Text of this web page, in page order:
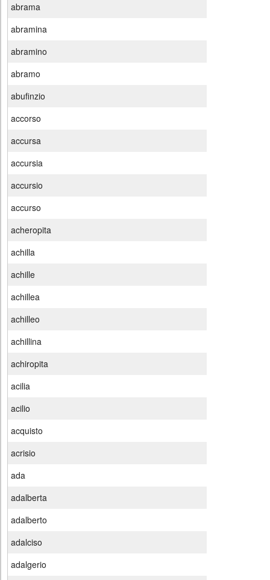
abrama
abramina
abramino
abramo
abufinzio
accorso
accursa
accursia
accursio
accurso
acheropita
achilla
achille
achillea
achilleo
achillina
achiropita
acilia
acilio
acquisto
acrisio
ada
adalberta
adalberto
adalciso
adalgerio